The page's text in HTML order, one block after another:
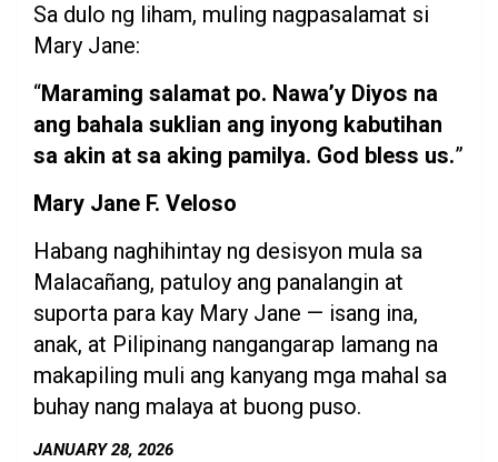
Sa dulo ng liham, muling nagpasalamat si
Mary Jane:
“Maraming salamat po. Nawa’y Diyos na
ang bahala suklian ang inyong kabutihan
sa akin at sa aking pamilya. God bless us.”
Mary Jane F. Veloso
Habang naghihintay ng desisyon mula sa
Malacañang, patuloy ang panalangin at
suporta para kay Mary Jane — isang ina,
anak, at Pilipinang nangangarap lamang na
makapiling muli ang kanyang mga mahal sa
buhay nang malaya at buong puso.
JANUARY 28, 2026